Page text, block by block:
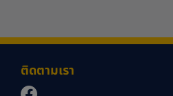
ติดตามเรา